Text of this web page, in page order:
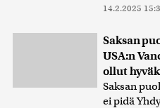
14.2.2025
Saksan
USA:n
ollut
Saksan
ei pidä